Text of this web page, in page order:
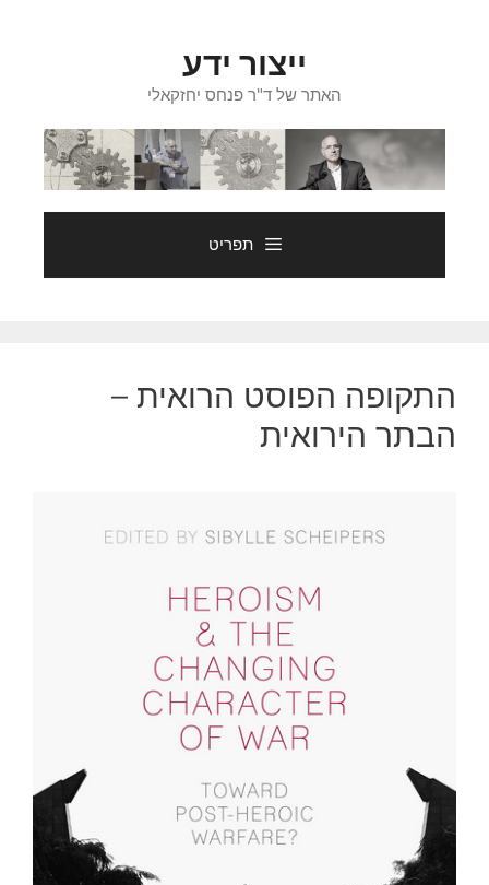
ייצור ידע
האתר של ד"ר פנחס יחזקאלי
תפריט
התקופה הפוסט הרואית –
הבתר הירואית